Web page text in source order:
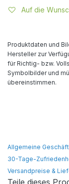
Auf die
Produktdaten und
Hersteller zur
für Richtig- bzw.
Symbolbilder und
übereinstimmen.
Allgemeine
30-Tage-
Versandpreise &